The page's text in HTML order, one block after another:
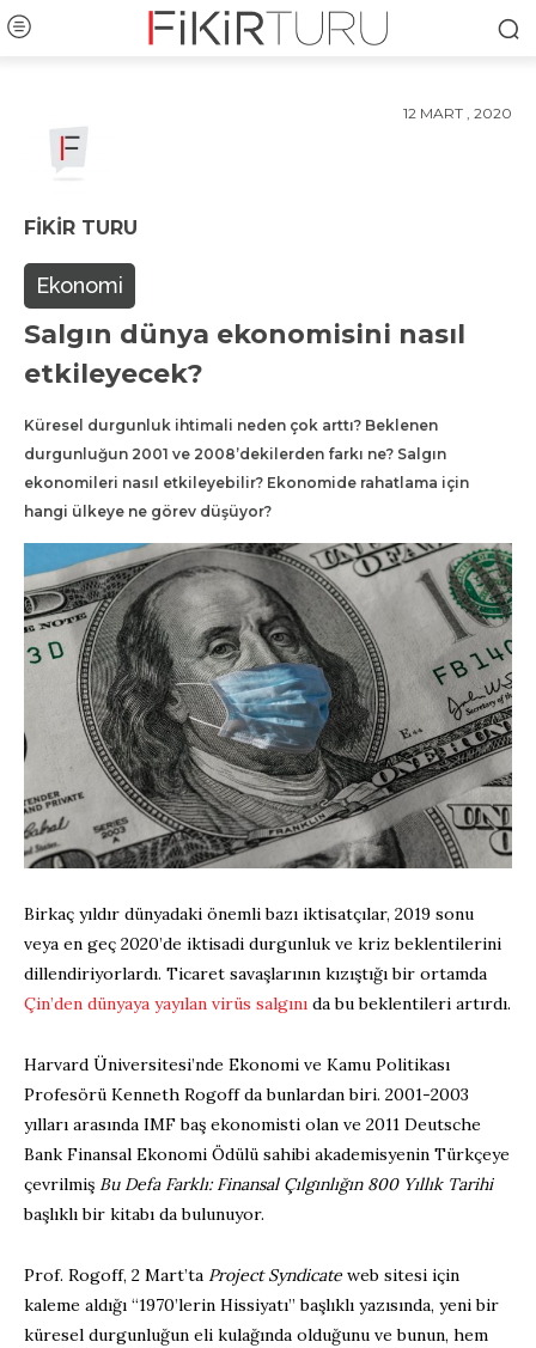
12 MART , 2020
FIKIR TURU
Ekonomi
Salgın dünya ekonomisini nasıl
etkileyecek?
Küresel durgunluk ihtimali neden çok arttı? Beklenen
durgunluğun 2001 ve 2008’dekilerden farkı ne? Salgın
ekonomileri nasıl etkileyebilir? Ekonomide rahatlama için
hangi ülkeye ne görev düşüyor?
Birkaç yıldır dünyadaki önemli bazı iktisatçılar, 2019 sonu
veya en geç 2020’de iktisadi durgunluk ve kriz beklentilerini
dillendiriyorlardı. Ticaret savaşlarının kızıştığı bir ortamda
Çin’den dünyaya yayılan virüs salgını da bu beklentileri artırdı.
Harvard Üniversitesi’nde Ekonomi ve Kamu Politikası
Profesörü Kenneth Rogoff da bunlardan biri. 2001-2003
yılları arasında IMF baş ekonomisti olan ve 2011 Deutsche
Bank Finansal Ekonomi Ödülü sahibi akademisyenin Türkçeye
çevrilmiş Bu Defa Farklı: Finansal Çılgınlığın 800 Yıllık Tarihi
başlıklı bir kitabı da bulunuyor.
Prof. Rogoff, 2 Mart’ta Project Syndicate web sitesi için
kaleme aldığı “1970’lerin Hissiyatı” başlıklı yazısında, yeni bir
küresel durgunluğun eli kulağında olduğunu ve bunun, hem